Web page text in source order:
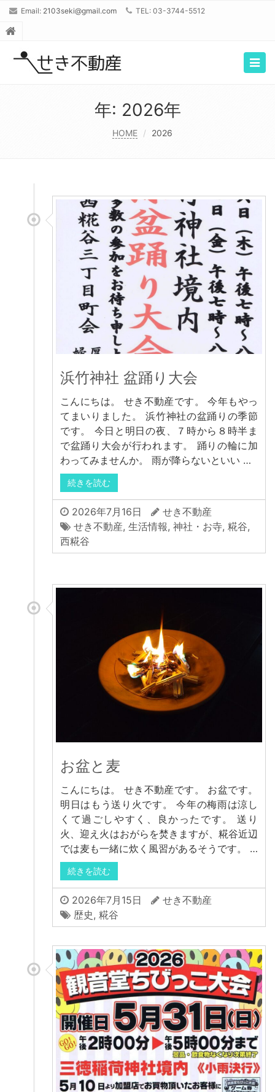
Email: 2103seki@gmail.com TEL: 03-3744-5512
年: 2026年
HOME 2026
浜竹神社 盆踊り大会
こんにちは。 せき不動産です。 今年もやっ
てまいりました。 浜竹神社の盆踊りの季節
です。 今日と明日の夜、７時から８時半ま
で盆踊り大会が行われます。 踊りの輪に加
わってみませんか。 雨が降らないといい …
続きを読む
2026年7月16日
せき不動産
せき不動産, 生活情報, 神社・お寺, 糀谷,
西糀谷
お盆と麦
こんにちは。 せき不動産です。 お盆です。
明日はもう送り火です。 今年の梅雨は涼し
くて過ごしやすく、良かったです。 送り
火、迎え火はおがらを焚きますが、糀谷近辺
では麦も一緒に炊く風習があるそうです。 …
続きを読む
2026年7月15日
せき不動産
歴史, 糀谷